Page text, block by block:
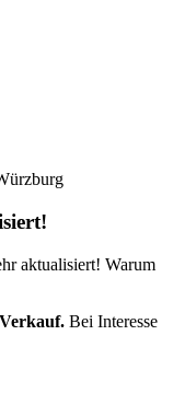
aktualisiert! Warum
Bei Interesse